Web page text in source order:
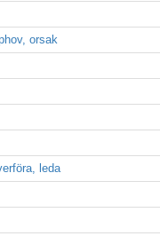
orsak
leda